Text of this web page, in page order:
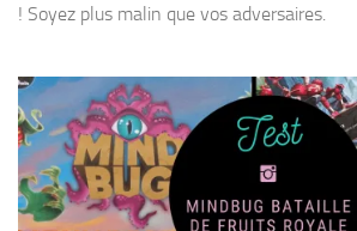
! Soyez plus malin que vos adversaires.